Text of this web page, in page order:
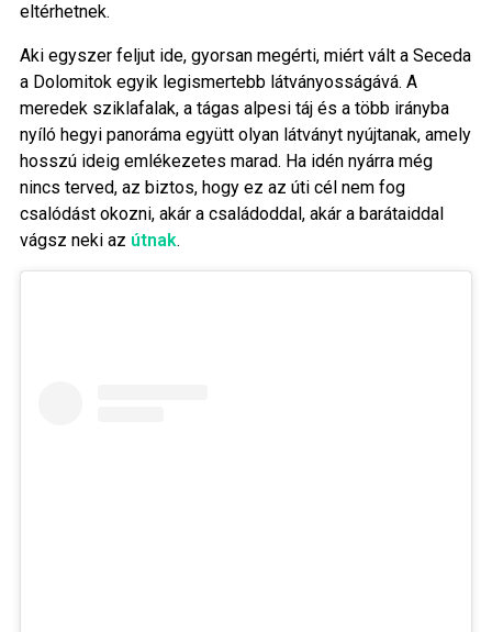
eltérhetnek.
Aki egyszer feljut ide, gyorsan megérti, miért vált a Seceda
a Dolomitok egyik legismertebb látványosságává. A
meredek sziklafalak, a tágas alpesi táj és a több irányba
nyíló hegyi panoráma együtt olyan látványt nyújtanak, amely
hosszú ideig emlékezetes marad. Ha idén nyárra még
nincs terved, az biztos, hogy ez az úti cél nem fog
csalódást okozni, akár a családoddal, akár a barátaiddal
vágsz neki az útnak.